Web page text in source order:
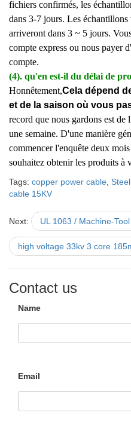
fichiers confirmés, les
dans 3-7 jours. Les
arriveront dans 3 ~ 5 jours.
compte express ou nous payer
compte.
(4). qu'en est-il du délai de
Honnêtement,Cela dépend
et de la saison où vous
record que nous gardons est
une semaine. D'une manière
commencer l'enquête deux
souhaitez obtenir les produits à
Tags: copper power cable
cable 15KV
Next: UL 1063 / Machine-
high voltage 33kv 3 core
Contact us
Name
Email